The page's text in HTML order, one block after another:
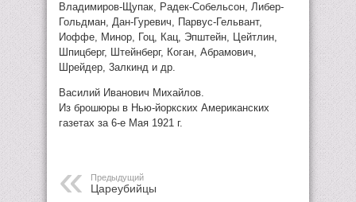
Владимиров-Щупак, Радек-Собельсон, Либер-
Гольдман, Дан-Гуревич, Парвус-Гельвант,
Иоффе, Минор, Гоц, Кац, Эпштейн, Цейтлин,
Шпицберг, Штейнберг, Коган, Абрамович,
Шрейдер, 3алкинд и др.
Василий Иванович Михайлов.
Из брошюры в Нью-йоркских Американских
газетах за 6-е Мая 1921 г.
Предыдущий
Цареубийцы